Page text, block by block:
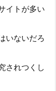
イトが多い
いないだろ
されつくし